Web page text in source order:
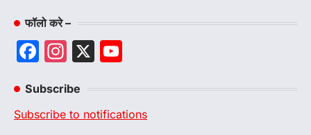
फॉलो करे –
Facebook
Instagram
X
Subscribe
Subscribe to notifications